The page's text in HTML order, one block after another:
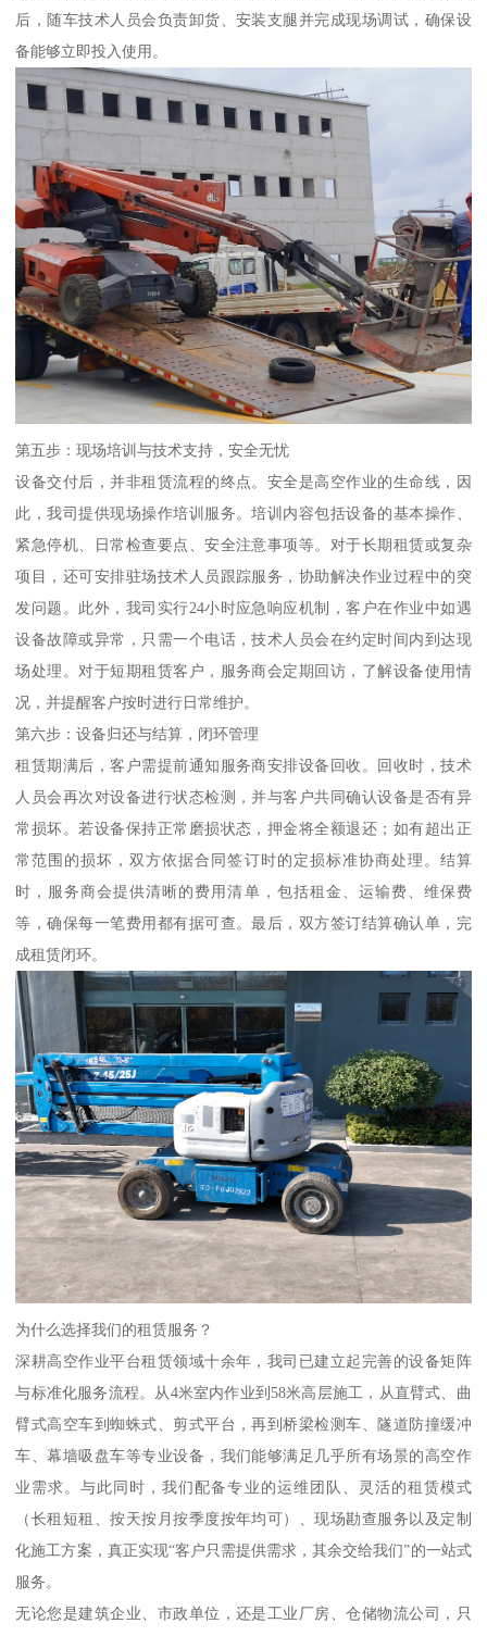
后，随车技术人员会负责卸货、安装支腿并完成现场调试，确保设
备能够立即投入使用。
第五步：现场培训与技术支持，安全无忧
设备交付后，并非租赁流程的终点。安全是高空作业的生命线，因
此，我司提供现场操作培训服务。培训内容包括设备的基本操作、
紧急停机、日常检查要点、安全注意事项等。对于长期租赁或复杂
项目，还可安排驻场技术人员跟踪服务，协助解决作业过程中的突
发问题。此外，我司实行24小时应急响应机制，客户在作业中如遇
设备故障或异常，只需一个电话，技术人员会在约定时间内到达现
场处理。对于短期租赁客户，服务商会定期回访，了解设备使用情
况，并提醒客户按时进行日常维护。
第六步：设备归还与结算，闭环管理
租赁期满后，客户需提前通知服务商安排设备回收。回收时，技术
人员会再次对设备进行状态检测，并与客户共同确认设备是否有异
常损坏。若设备保持正常磨损状态，押金将全额退还；如有超出正
常范围的损坏，双方依据合同签订时的定损标准协商处理。结算
时，服务商会提供清晰的费用清单，包括租金、运输费、维保费
等，确保每一笔费用都有据可查。最后，双方签订结算确认单，完
成租赁闭环。
为什么选择我们的租赁服务？
深耕高空作业平台租赁领域十余年，我司已建立起完善的设备矩阵
与标准化服务流程。从4米室内作业到58米高层施工，从直臂式、曲
臂式高空车到蜘蛛式、剪式平台，再到桥梁检测车、隧道防撞缓冲
车、幕墙吸盘车等专业设备，我们能够满足几乎所有场景的高空作
业需求。与此同时，我们配备专业的运维团队、灵活的租赁模式
（长租短租、按天按月按季度按年均可）、现场勘查服务以及定制
化施工方案，真正实现“客户只需提供需求，其余交给我们”的一站式
服务。
无论您是建筑企业、市政单位，还是工业厂房、仓储物流公司，只